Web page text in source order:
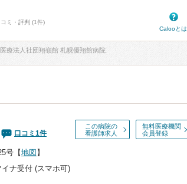
ミ・評判 (1件)
Calooとは
医療法人社団翔嶺館 札幌優翔館病院
この病院の
看護師求人
無料医療機関
会員登録
口コミ 1件
号 【地図 】
イナ受付 (スマホ可)